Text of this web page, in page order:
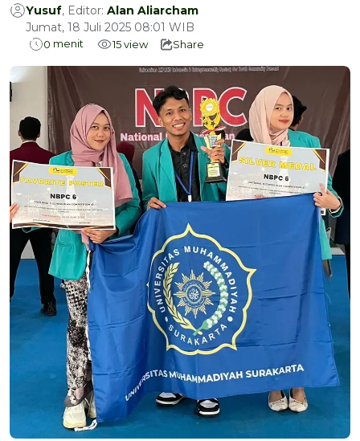
Yusuf, Editor: Alan Aliarcham
Jumat, 18 Juli 2025 08:01 WIB
0 menit 15view Share